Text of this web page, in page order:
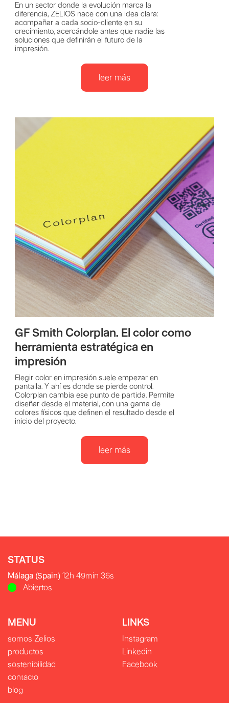
En un sector donde la evolución marca la
diferencia, ZELIOS nace con una idea clara:
acompañar a cada socio-cliente en su
crecimiento, acercándole antes que nadie las
soluciones que definirán el futuro de la
impresión.
leer más
GF Smith Colorplan. El color como
herramienta estratégica en
impresión
Elegir color en impresión suele empezar en
pantalla. Y ahí es donde se pierde control.
Colorplan cambia ese punto de partida. Permite
diseñar desde el material, con una gama de
colores físicos que definen el resultado desde el
inicio del proyecto.
leer más
STATUS
Málaga (Spain) 12h 49min 38s
Abiertos
MENU
somos Zelios
productos
sostenibilidad
contacto
blog
LINKS
Instagram
Linkedin
Facebook